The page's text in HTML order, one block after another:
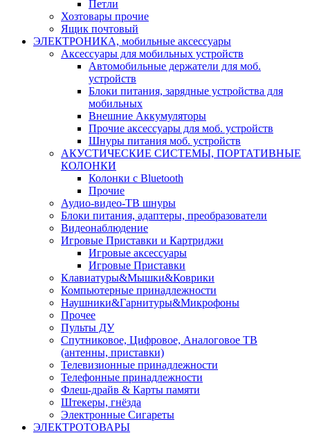
Петли
Хозтовары прочие
Ящик почтовый
ЭЛЕКТРОНИКА, мобильные аксессуары
Аксессуары для мобильных устройств
Автомобильные держатели для моб.
устройств
Блоки питания, зарядные устройства для
мобильных
Внешние Аккумуляторы
Прочие аксессуары для моб. устройств
Шнуры питания моб. устройств
АКУСТИЧЕСКИЕ СИСТЕМЫ, ПОРТАТИВНЫЕ
КОЛОНКИ
Колонки с Bluetooth
Прочие
Аудио-видео-ТВ шнуры
Блоки питания, адаптеры, преобразователи
Видеонаблюдение
Игровые Приставки и Картриджи
Игровые аксессуары
Игровые Приставки
Клавиатуры&Мышки&Коврики
Компьютерные принадлежности
Наушники&Гарнитуры&Микрофоны
Прочее
Пульты ДУ
Спутниковое, Цифровое, Аналоговое ТВ
(антенны, приставки)
Телевизионные принадлежности
Телефонные принадлежности
Флеш-драйв & Карты памяти
Штекеры, гнёзда
Электронные Сигареты
ЭЛЕКТРОТОВАРЫ